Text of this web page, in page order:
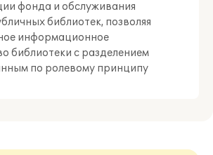
фонда и обслуживания
библиотек, позволяя
информационное
библиотеки с разделением
по ролевому принципу